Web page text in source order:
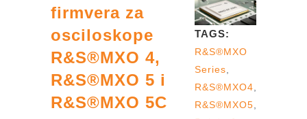
firmvera za
osciloskope
R&S®MXO 4,
R&S®MXO 5 i
R&S®MXO 5C
TAGS:
R&S®MXO
Series
R&S®MXO4
R&S®MXO5